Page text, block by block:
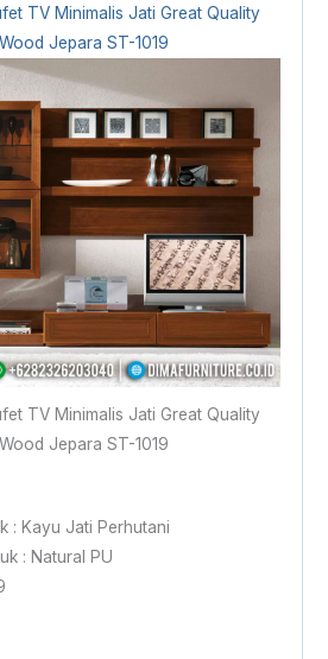
TV Minimalis Jati Great Quality
Jepara ST-1019
TV Minimalis Jati Great Quality
Jepara ST-1019
: Kayu Jati Perhutani
: Natural PU